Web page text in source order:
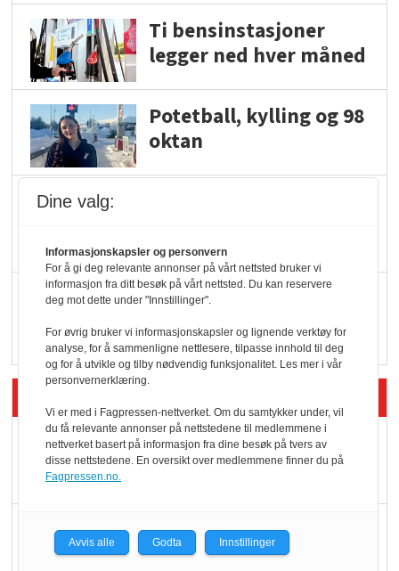
Ti bensinstasjoner
legger ned hver måned
Potetball, kylling og 98
oktan
serveringstilbud
Vokser med ferdigmat
i dagligvare
Rema-flaggskip
dundrer videre
Slik opprettholdes
ølsalget
Dine valg:
Informasjonskapsler og personvern
For å gi deg relevante annonser på vårt nettsted bruker vi
informasjon fra ditt besøk på vårt nettsted. Du kan reservere
deg mot dette under "Innstillinger".
For øvrig bruker vi informasjonskapsler og lignende verktøy for
analyse, for å sammenligne nettlesere, tilpasse innhold til deg
og for å utvikle og tilby nødvendig funksjonalitet. Les mer i vår
personvernerklæring.
Vi er med i Fagpressen-nettverket. Om du samtykker under, vil
du få relevante annonser på nettstedene til medlemmene i
nettverket basert på informasjon fra dine besøk på tvers av
disse nettstedene. En oversikt over medlemmene finner du på
Fagpressen.no.
Avvis alle Godta Innstillinger